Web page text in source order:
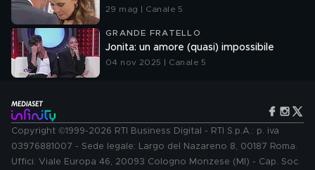
29 mag | Canale 5
GRANDE FRATELLO
Jonita: un amore (quasi) impossibile
04 nov 2025 | Canale 5
Copyright ©1999-2026 RTI Business Digital - RTI S.p.A.: p. iva
03976881007 - Sede legale: Largo del Nazareno 8, 00187 Roma.
Uffici: Viale Europa 46, 20093 Cologno Monzese (MI) - Cap. Soc.